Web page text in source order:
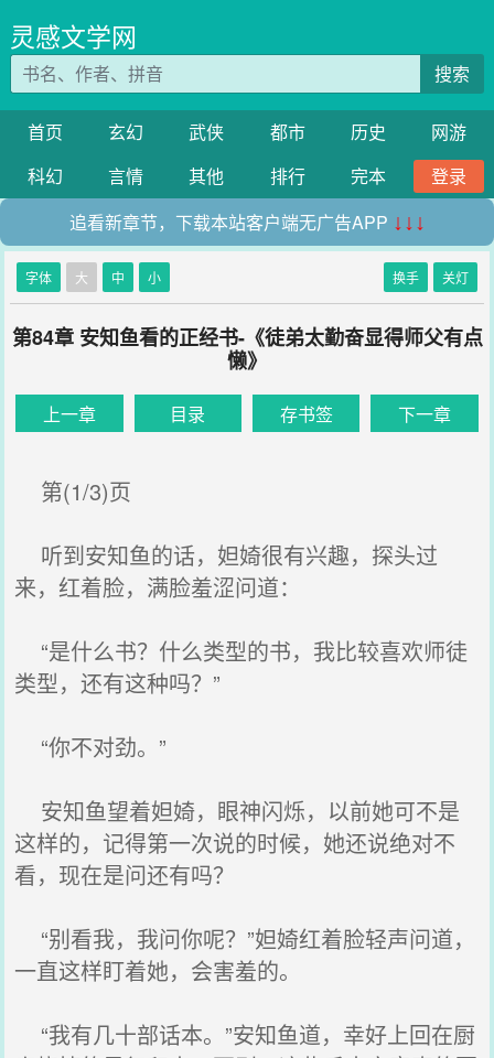
灵感文学网
搜索
首页 玄幻 武侠 都市 历史
网游
科幻
言情 其他 排行 完本
登录
追看新章节，下载本站客户端无广告APP ↓↓↓
字体 大 中 小 换手 关灯
第84章 安知鱼看的正经书-《徒弟太勤奋显得师父有点
懒》
上一章 目录 存书签 下一章
第(1/3)页
听到安知鱼的话，妲婍很有兴趣，探头过
来，红着脸，满脸羞涩问道：
“是什么书？什么类型的书，我比较喜欢师徒
类型，还有这种吗？”
“你不对劲。”
安知鱼望着妲婍，眼神闪烁，以前她可不是
这样的，记得第一次说的时候，她还说绝对不
看，现在是问还有吗？
“别看我，我问你呢？”妲婍红着脸轻声问道，
一直这样盯着她，会害羞的。
“我有几十部话本。”安知鱼道，幸好上回在厨